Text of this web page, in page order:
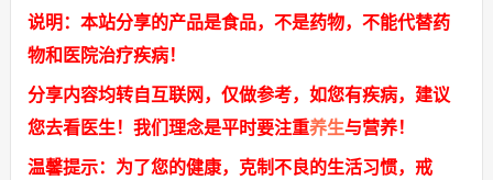
说明：本站分享的产品是食品，不是药物，不能代替药
物和医院治疗疾病！
分享内容均转自互联网，仅做参考，如您有疾病，建议
您去看医生！我们理念是平时要注重养生与营养！
温馨提示：为了您的健康，克制不良的生活习惯，戒